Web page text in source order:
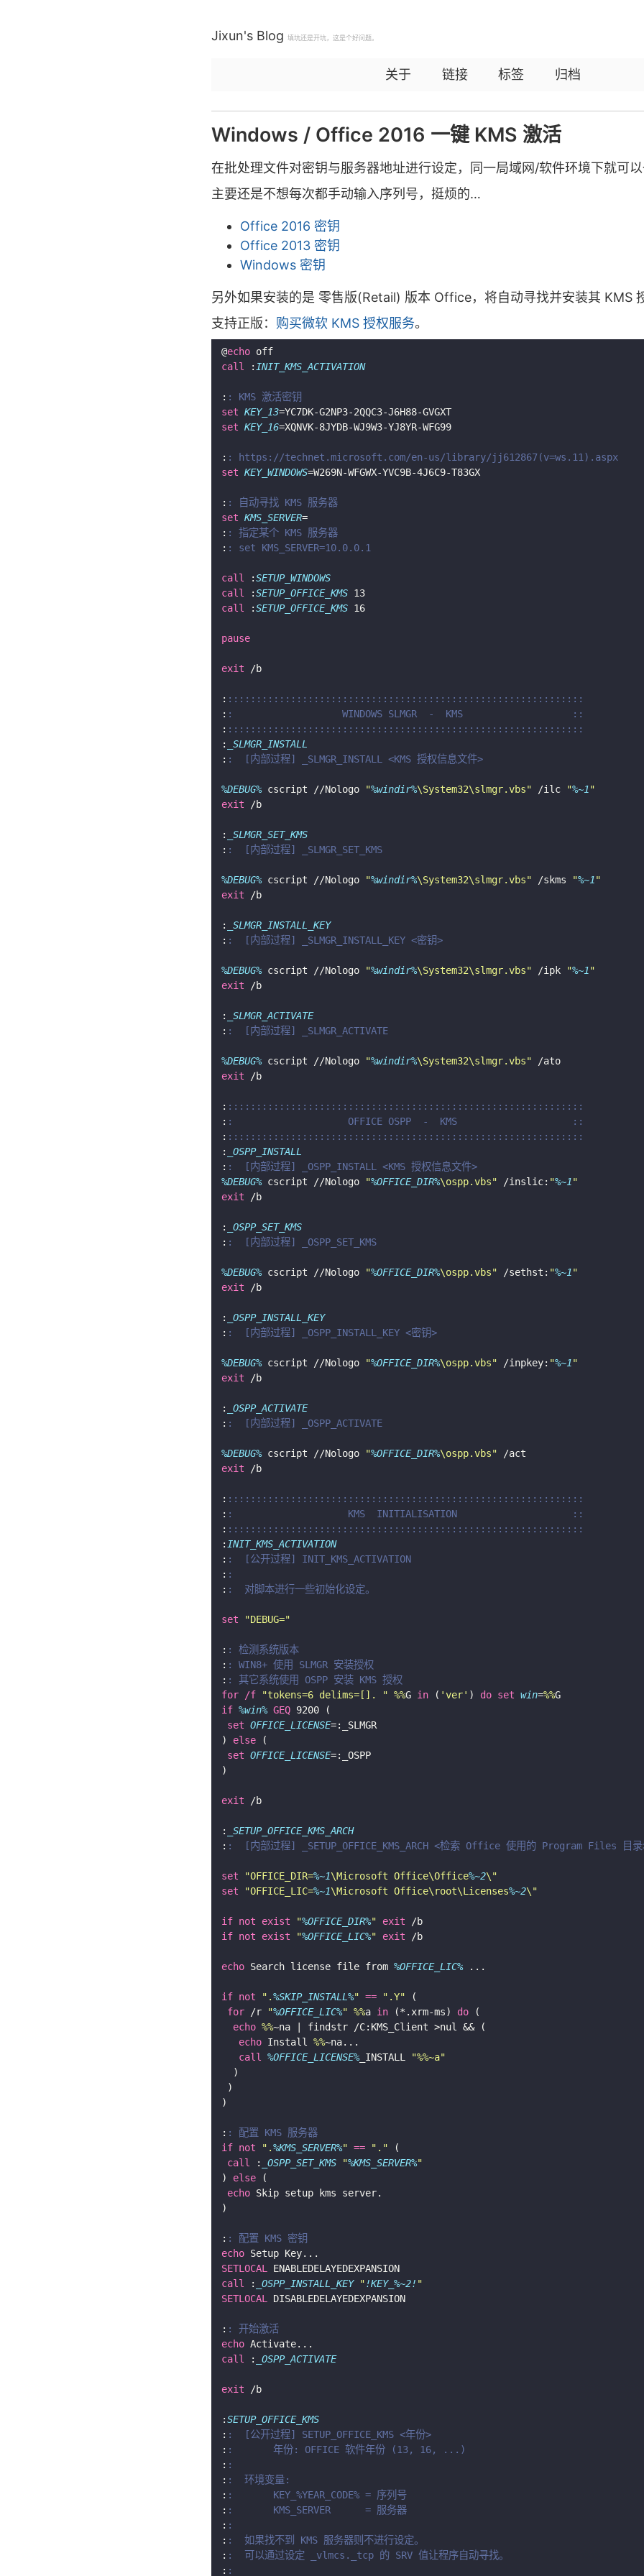
Jixun's Blog 填坑还是开坑，这是个好问题。
关于 链接 标签 归档
Windows / Office 2016 一键 KMS 激活
在批处理文件对密钥与服务器地址进行设定，同一局域网/软件环境下就可以
主要还是不想每次都手动输入序列号，挺烦的…
Office 2016 密钥
Office 2013 密钥
Windows 密钥
另外如果安装的是 零售版(Retail) 版本 Office，将自动寻找并安装其 KMS
支持正版： 购买微软 KMS 授权服务。
@echo
call
: INIT_KMS_ACTIVATION
: : KMS 激活密钥
set KEY_13
set KEY_16
: : https://technet.microsoft.com/en-us/library/jj612867(v=ws.11).aspx
set KEY_WINDOWS
: : 自动寻找 KMS 服务器
set KMS_SERVER
: : 指定某个 KMS 服务器
: : set KMS_SERVER=10.0.0.1
call :SETUP_WINDOWS
call
:SETUP_OFFICE_KMS
call
:SETUP_OFFICE_KMS
pause
exit
: ::::::::::::::::::::::::::::::::::::::::::::::::::::::::::::::
: :                   WINDOWS SLMGR  -  KMS                   ::
: ::::::::::::::::::::::::::::::::::::::::::::::::::::::::::::::
:
_SLMGR_INSTALL
: :  [内部过程] _SLMGR_INSTALL <KMS 授权信息文件>
%DEBUG% cscript //Nologo "%windir%\System32\slmgr.vbs" /ilc "%~1"
exit
:
_SLMGR_SET_KMS
: :  [内部过程] _SLMGR_SET_KMS
%DEBUG% cscript //Nologo "%windir%\System32\slmgr.vbs" /skms "%~1"
exit
:
_SLMGR_INSTALL_KEY
: :  [内部过程] _SLMGR_INSTALL_KEY <密钥>
%DEBUG% cscript //Nologo "%windir%\System32\slmgr.vbs" /ipk "%~1"
exit
:
_SLMGR_ACTIVATE
: :  [内部过程] _SLMGR_ACTIVATE
%DEBUG% cscript //Nologo "%windir%\System32\slmgr.vbs"
exit
: ::::::::::::::::::::::::::::::::::::::::::::::::::::::::::::::
: :                    OFFICE OSPP  -  KMS                    ::
: ::::::::::::::::::::::::::::::::::::::::::::::::::::::::::::::
:
_OSPP_INSTALL
: :  [内部过程] _OSPP_INSTALL <KMS 授权信息文件>
%DEBUG% cscript //Nologo "%OFFICE_DIR%\ospp.vbs" /inslic: "%~1"
exit
:
_OSPP_SET_KMS
: :  [内部过程] _OSPP_SET_KMS
%DEBUG% cscript //Nologo "%OFFICE_DIR%\ospp.vbs" /sethst: "%~1"
exit
:
_OSPP_INSTALL_KEY
: :  [内部过程] _OSPP_INSTALL_KEY <密钥>
%DEBUG% cscript //Nologo "%OFFICE_DIR%\ospp.vbs" /inpkey: "%~1"
exit
:
_OSPP_ACTIVATE
: :  [内部过程] _OSPP_ACTIVATE
%DEBUG% cscript //Nologo "%OFFICE_DIR%\ospp.vbs"
exit
: ::::::::::::::::::::::::::::::::::::::::::::::::::::::::::::::
: :                    KMS  INITIALISATION                    ::
: ::::::::::::::::::::::::::::::::::::::::::::::::::::::::::::::
: INIT_KMS_ACTIVATION
: :  [公开过程] INIT_KMS_ACTIVATION
: :
: :  对脚本进行一些初始化设定。
set "DEBUG="
: : 检测系统版本
: : WIN8+ 使用 SLMGR 安装授权
: : 其它系统使用 OSPP 安装 KMS 授权
for
/f "tokens=6 delims=[]. " %%G in ( 'ver' ) do set win=%%
if %win% GEQ
set OFFICE_LICENSE
) else
set OFFICE_LICENSE
exit
:
_SETUP_OFFICE_KMS_ARCH
: :  [内部过程] _SETUP_OFFICE_KMS_ARCH <检索 Office 使用的 Program Files 目
set "OFFICE_DIR=%~1\Microsoft Office\Office%~2\"
set
"OFFICE_LIC=%~1\Microsoft Office\root\Licenses%~2\"
if not exist "%OFFICE_DIR%" exit
if not exist "%OFFICE_LIC%" exit
echo Search license file from %OFFICE_LIC%
if not ".%SKIP_INSTALL%" == ".Y"
for /r "%OFFICE_LIC%" %%a in (*.xrm-ms) do
echo %%
echo Install %%
call
%OFFICE_LICENSE% _INSTALL "%%~a"
: : 配置 KMS 服务器
if not ".%KMS_SERVER%" == "."
call
: _OSPP_SET_KMS "%KMS_SERVER%"
) else
echo
: : 配置 KMS 密钥
echo
SETLOCAL
call
: _OSPP_INSTALL_KEY "!KEY_%~2! "
SETLOCAL
: : 开始激活
echo
call
: _OSPP_ACTIVATE
exit
:SETUP_OFFICE_KMS
: :  [公开过程] SETUP_OFFICE_KMS <年份>
: :       年份: OFFICE 软件年份 (13, 16, ...)
: :
: :  环境变量:
: :       KEY_%YEAR_CODE% = 序列号
: :       KMS_SERVER      = 服务器
: :
: :  如果找不到 KMS 服务器则不进行设定。
: :  可以通过设定 _vlmcs._tcp 的 SRV 值让程序自动寻找。
: :